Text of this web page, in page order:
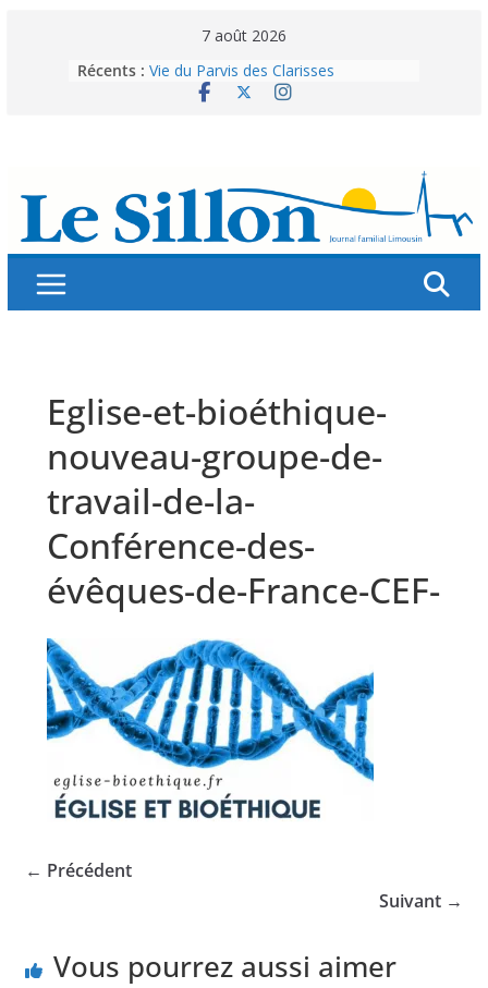
7 août 2026
Récents : Vie du Parvis des Clarisses
La brochure « Des vacances
Splendeurs murales de nos églises
Abonnez-vous ! Réabonnez-vous !
Eglise-et-bioéthique-
nouveau-groupe-de-
travail-de-la-
Conférence-des-
évêques-de-France-CEF-
← Précédent
Suivant →
Vous pourrez aussi aimer